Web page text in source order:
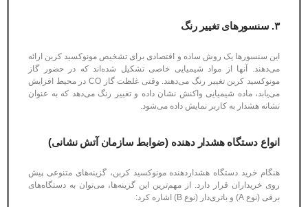
۳. سنسورهای تغییر رنگ
این سنسورها یک روش ساده و اقتصادی برای تشخیص مونوکسید کربن ارائه
می‌دهند. آنها از مواد شیمیایی خاصی تشکیل شده‌اند که در حضور گاز
مونوکسید کربن تغییر رنگ می‌دهند. وقتی غلظت گاز CO در محیط افزایش
می‌یابد، ماده شیمیایی واکنش نشان داده و تغییر رنگ می‌دهد که به عنوان
نشانه هشدار به کاربر نمایش داده می‌شود.
انواع دستگاه هشدار دهنده (ضوابط سازمان آتش نشانی)
هنگام خرید دستگاه هشداردهنده مونوکسید کربن، گزینه‌های متنوعی پیش
روی خریداران قرار دارد. از مهم‌ترین این گزینه‌ها، می‌توان به دستگاه‌های
برقی (نوع A) و باتری‌دار (نوع B) اشاره کرد: